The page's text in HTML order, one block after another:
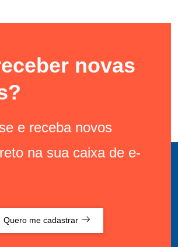
novas
e receba novos
na sua caixa de e-
Quero me cadastrar